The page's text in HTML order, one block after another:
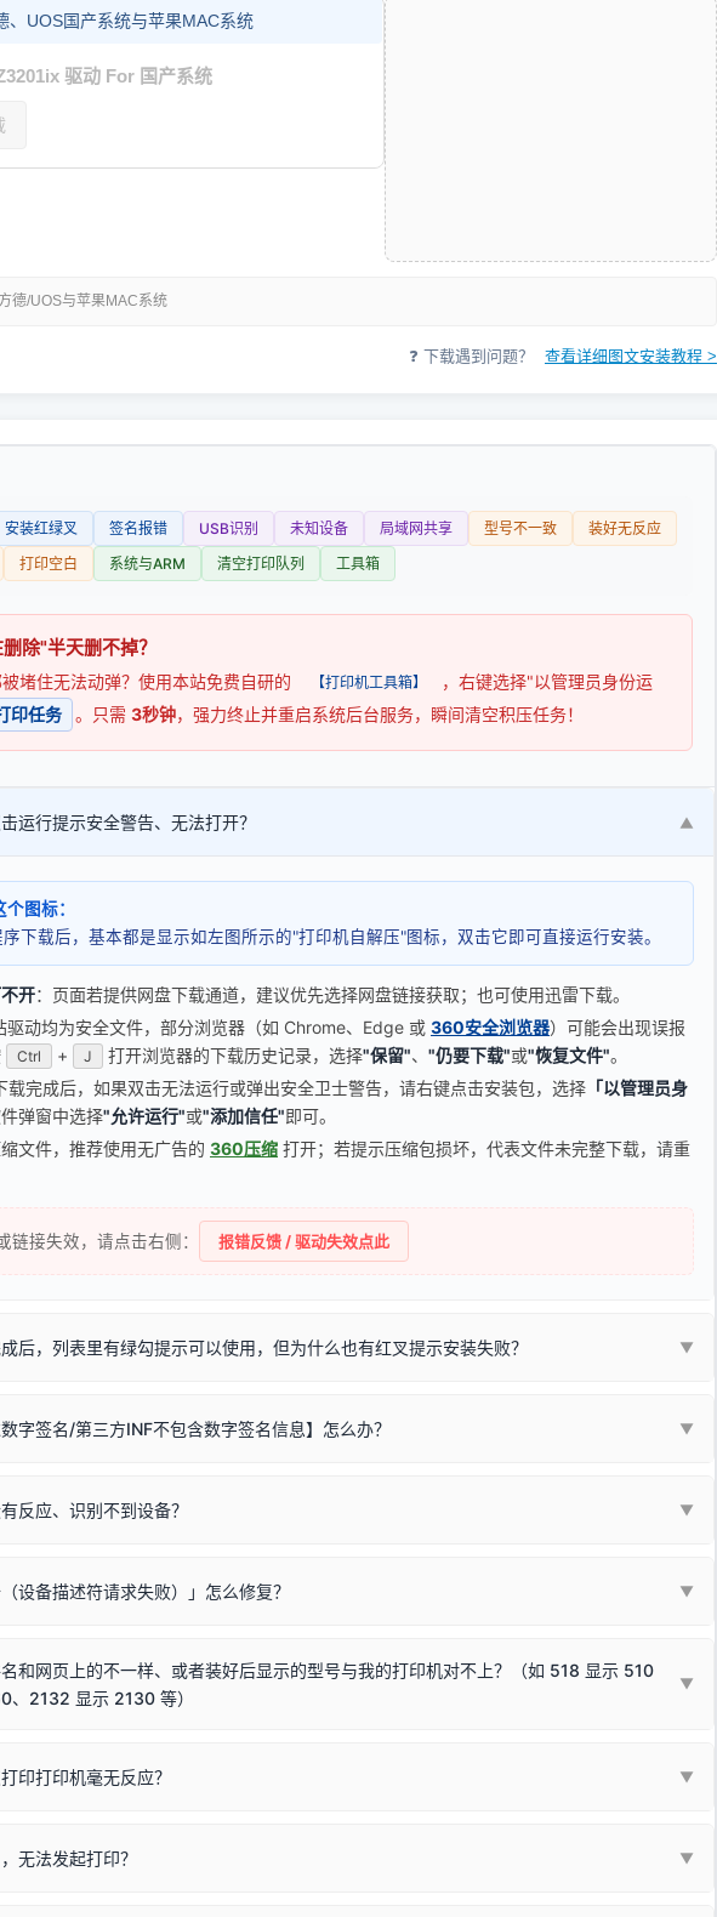
、UOS国产系统与苹果MAC系统
驱动 For 国产系统
德/UOS与苹果MAC系统
❓ 下载遇到问题？ 查看详细图文安装教程 >
安装红绿叉 签名报错 USB识别 未知设备 局域网共享 型号不一致
装好无反应
打印空白 系统与ARM 清空打印队列 工具箱
除"半天删不掉？
堵住无法动弹？使用本站免费自研的 【打印机工具箱】
，右键选择"以管理员身份运
印任务 。只需 3秒钟，强力终止并重启系统后台服务，瞬间清空积压任务！
运行提示安全警告、无法打开？ ▼
图标：
下载后，基本都是显示如左图所示的"打印机自解压"图标，双击它即可直接运行安装。
开：页面若提供网盘下载通道，建议优先选择网盘链接获取；也可使用迅雷下载。
驱动均为安全文件，部分浏览器（如 Chrome、Edge 或 360安全浏览器）可能会出现误报
Ctrl + J 打开浏览器的下载历史记录，选择"保留"、 "仍要下载"或"恢复文件"。
载完成后，如果双击无法运行或弹出安全卫士警告，请右键点击安装包，选择 「以管理员身
弹窗中选择"允许运行"或"添加信任"即可。
文件，推荐使用无广告的 360压缩 打开；若提示压缩包损坏，代表文件未完整下载，请重
接失效，请点击右侧： 报错反馈 / 驱动失效点此
后，列表里有绿勾提示可以使用，但为什么也有红叉提示安装失败？ ▼
64位驱动，自动安装程序在运行时会检测您的系统位数，并只安装与系统相匹配的那一部
✔ 可以使用了 ：代表与您当前电脑系统相兼容的驱动已安装成功。
结论：只要窗口里出现了任意一个绿色对勾，直接关闭窗口去打印测试即可。
字签名/第三方INF不包含数字签名信息】怎么办？ ▼
但由于微软系统安全限制，
部分新版 Windows 系统（如 Win10/Win11 最新版）已
用的是旧版签名，新版 Win10/Win11 系统不再默认兼容，而非文件安全性问题。
动时临时开启，日常正常使用无需长期关闭系统安全校验。）
反应、识别不到设备？ ▼
，USB数据线两端已完全插紧；
换一条USB数据线，或在设备管理器中点击【扫描检测硬件改动】刷新硬件列表。
设备描述符请求失败）」怎么修复？ ▼
，重新插紧；
的优质打印线，劣质或老化的线材是此问题的高发诱因。
和网页上的不一样、或者装好后显示的型号与我的打印机对不上？（如 518 显示 510
2132 显示 2130 等）
▼
官方命名规则**。因为品牌商在生产时，会将**外观和配置稍有不同，但内部核心芯片和打
方只会为该系列发布**一套通用的驱动程序**。命名时，通常会采用这个系列中的**基础款
印打印机毫无反应？ ▼
灯常亮 通常代表机器处于正常待机状态；
无法发起打印？ ▼